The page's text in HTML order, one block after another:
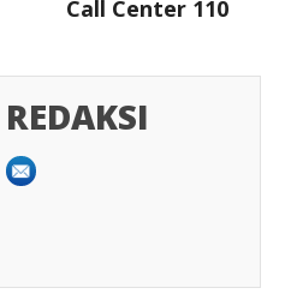
Call Center 110
REDAKSI